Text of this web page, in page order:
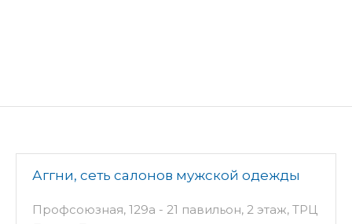
Аггни, сеть салонов мужской одежды
Профсоюзная, 129а - 21 павильон, 2 этаж, ТРЦ